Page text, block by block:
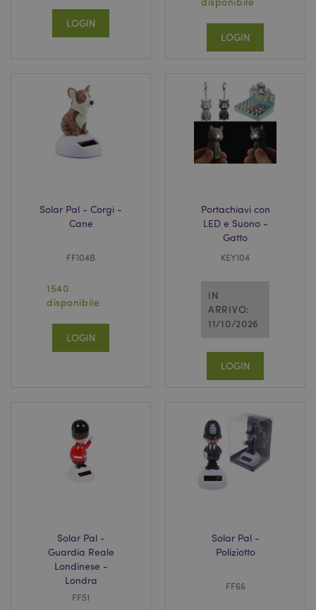
LOGIN
LOGIN
Solar Pal - Corgi -
Cane
FF104B
1540
disponibile
LOGIN
Portachiavi con
LED e Suono -
Gatto
KEY104
IN
ARRIVO:
11/10/2026
LOGIN
Solar Pal -
Guardia Reale
Londinese -
Londra
FF51
Solar Pal -
Poliziotto
FF66